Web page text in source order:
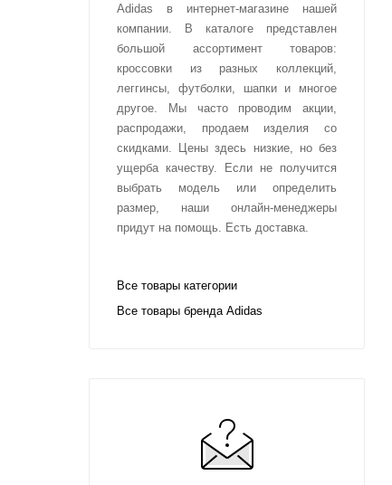
Adidas в интернет-магазине нашей
компании. В каталоге представлен
большой ассортимент товаров:
кроссовки из разных коллекций,
леггинсы, футболки, шапки и многое
другое. Мы часто проводим акции,
распродажи, продаем изделия со
скидками. Цены здесь низкие, но без
ущерба качеству. Если не получится
выбрать модель или определить
размер, наши онлайн-менеджеры
придут на помощь. Есть доставка.
Все товары категории
Все товары бренда Adidas